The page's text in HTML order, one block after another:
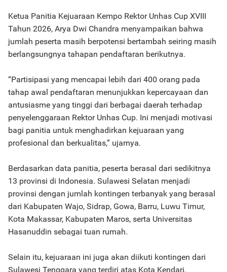
Ketua Panitia Kejuaraan Kempo Rektor Unhas Cup XVIII
Tahun 2026, Arya Dwi Chandra menyampaikan bahwa
jumlah peserta masih berpotensi bertambah seiring masih
berlangsungnya tahapan pendaftaran berikutnya.
“Partisipasi yang mencapai lebih dari 400 orang pada
tahap awal pendaftaran menunjukkan kepercayaan dan
antusiasme yang tinggi dari berbagai daerah terhadap
penyelenggaraan Rektor Unhas Cup. Ini menjadi motivasi
bagi panitia untuk menghadirkan kejuaraan yang
profesional dan berkualitas,” ujarnya.
Berdasarkan data panitia, peserta berasal dari sedikitnya
13 provinsi di Indonesia. Sulawesi Selatan menjadi
provinsi dengan jumlah kontingen terbanyak yang berasal
dari Kabupaten Wajo, Sidrap, Gowa, Barru, Luwu Timur,
Kota Makassar, Kabupaten Maros, serta Universitas
Hasanuddin sebagai tuan rumah.
Selain itu, kejuaraan ini juga akan diikuti kontingen dari
Sulawesi Tenggara yang terdiri atas Kota Kendari,